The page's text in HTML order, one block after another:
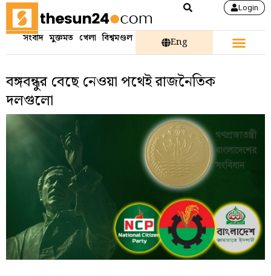
Login
সংবাদ মুক্তমত খেলা বিশ্বমণ্ডল Eng
বঙ্গবন্ধুর বেছে নেওয়া পথেই রাজনৈতিক
দলগুলো